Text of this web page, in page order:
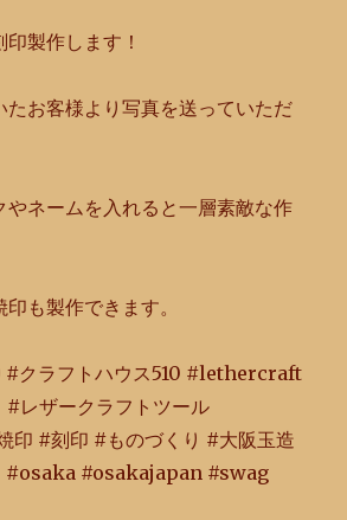
製作します！
たお客様より写真を送っていただ
やネームを入れると一層素敵な作
も製作できます。
クラフトハウス510 #lethercraft
#レザークラフトツール
#刻印 #ものづくり #大阪玉造
#osaka #osakajapan #swag